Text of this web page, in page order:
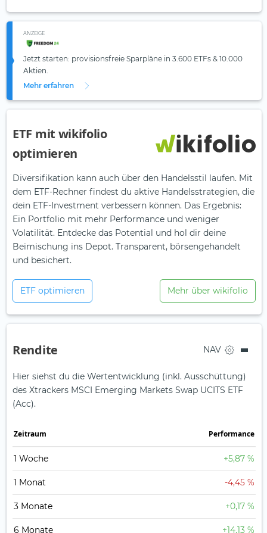
ANZEIGE
Jetzt starten: provisionsfreie Sparpläne in 3.600 ETFs & 10.000
Aktien.
Mehr erfahren
ETF mit wikifolio
optimieren
Diversifikation kann auch über den Handelsstil laufen. Mit
dem ETF-Rechner findest du aktive Handelsstrategien, die
dein ETF-Investment verbessern können. Das Ergebnis:
Ein Portfolio mit mehr Performance und weniger
Volatilität. Entdecke das Potential und hol dir deine
Beimischung ins Depot. Transparent, börsengehandelt
und besichert.
ETF optimieren Mehr über wikifolio
Rendite NAV
Hier siehst du die Wertentwicklung (inkl. Ausschüttung)
des Xtrackers MSCI Emerging Markets Swap UCITS ETF
(Acc).
Zeit­raum Perfor­mance
1 Woche +5,87 %
1 Monat -4,45 %
3 Monate +0,17 %
6 Monate +14,13 %